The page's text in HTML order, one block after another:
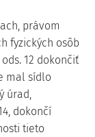
právom
fyzických osôb
12 dokončiť
mal sídlo
úrad,
dokončí
tieto